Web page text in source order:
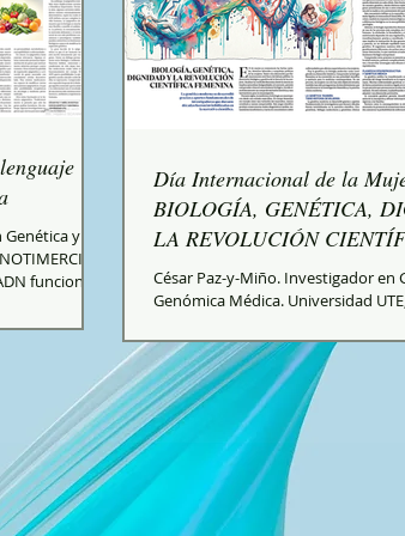
Genética y
funcionaba
esos genes
Dos
muy similares
responder
Día Internacional de la
BIOLOGÍA, GENÉTICA,
LA REVOLUCIÓN
FEMENINA - Notimercio
César Paz-y-Miño. Investigador en
Genómica Médica. Universidad
luchas sociales, derechos laborales
políticas de las mujeres. Existe otra
que frecuentemente está fuera del
público: la dimensión biológica y
historia de las mujeres. Analizar la
femenina desde la ciencia no
desigualdades; al contrario,
cómo el conocimiento bi